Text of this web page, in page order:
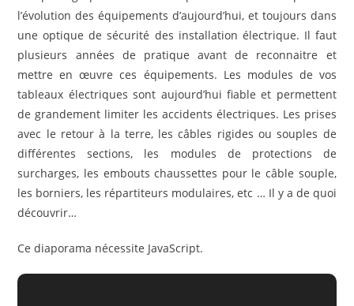
l’évolution des équipements d’aujourd’hui, et toujours dans
une optique de sécurité des installation électrique. Il faut
plusieurs années de pratique avant de reconnaitre et
mettre en œuvre ces équipements. Les modules de vos
tableaux électriques sont aujourd’hui fiable et permettent
de grandement limiter les accidents électriques. Les prises
avec le retour à la terre, les câbles rigides ou souples de
différentes sections, les modules de protections de
surcharges, les embouts chaussettes pour le câble souple,
les borniers, les répartiteurs modulaires, etc … Il y a de quoi
découvrir…
Ce diaporama nécessite JavaScript.